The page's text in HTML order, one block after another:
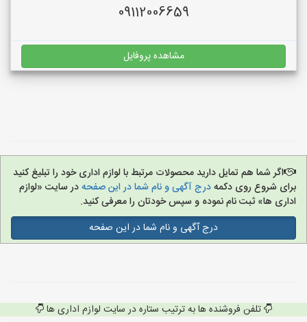
09112006659
مشاهده پروفایل
اگر شما هم تمایل دارید محصولات مرتبط با لوازم اداری خود را تبلیغ کنید
برای شروع روی دکمهدرج آگهی و نام شما در این صفحهدر سایت «لوازم
اداری ها» ثبت نام نموده و سپس خودتان را معرفی کنید.
درج آگهی و نام شما در این صفحه
تلفن فروشنده ها به ترتیب ستاره در سایت لوازم اداری ها